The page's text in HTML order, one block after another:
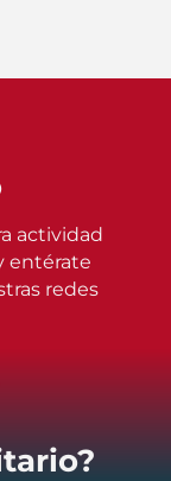
actividad
entérate
redes